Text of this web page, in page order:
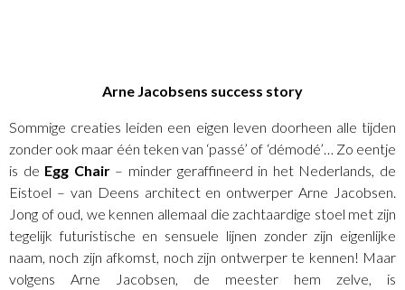
Arne Jacobsens success story
Sommige creaties leiden een eigen leven doorheen alle tijden
zonder ook maar één teken van ‘passé’ of ‘démodé’… Zo eentje
is de Egg Chair– minder geraffineerd in het Nederlands, de
Eistoel – van Deens architect en ontwerper Arne Jacobsen.
Jong of oud, we kennen allemaal die zachtaardige stoel met zijn
tegelijk futuristische en sensuele lijnen zonder zijn eigenlijke
naam, noch zijn afkomst, noch zijn ontwerper te kennen! Maar
volgens Arne Jacobsen, de meester hem zelve, is